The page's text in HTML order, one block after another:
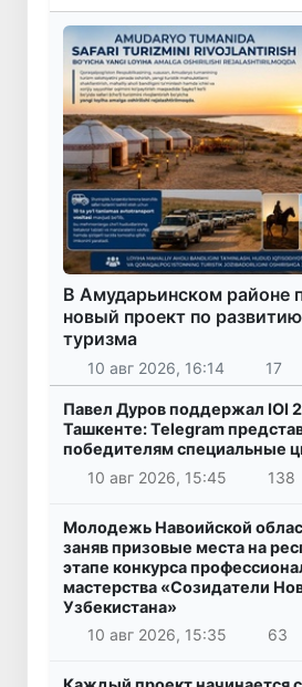
В Амударьинском районе
новый проект по
туризма
10 авг 2026, 16:14 17
Павел Дуров поддержал IOI
Ташкенте: Telegram
победителям специальные
10 авг 2026, 15:45
138
Молодежь Навоийской
заняв призовые места на
этапе конкурса
мастерства «Созидатели
Узбекистана»
10 авг 2026, 15:35
63